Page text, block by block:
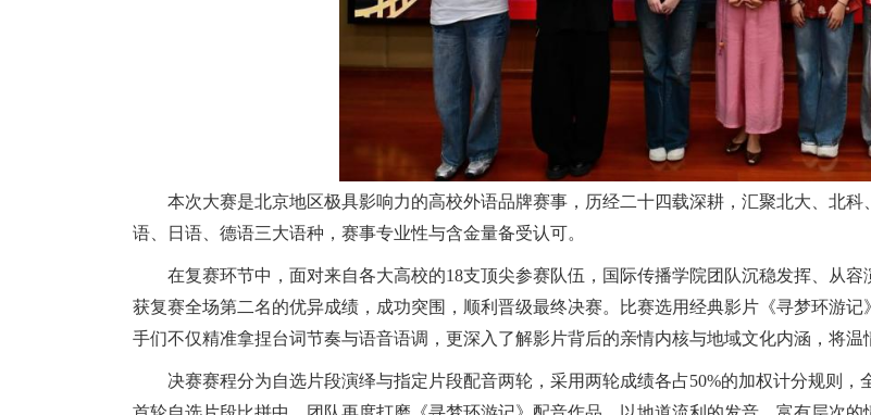
本次大赛是北京地区极具影响力的高校外语品牌赛事，历经二十四载深耕，汇聚北大、北
语、日语、德语三大语种，赛事专业性与含金量备受认可。
在复赛环节中，面对来自各大高校的18支顶尖参赛队伍，国际传播学院团队沉稳发挥、从
获复赛全场第二名的优异成绩，成功突围，顺利晋级最终决赛。比赛选用经典影片《寻梦环游
手们不仅精准拿捏台词节奏与语音语调，更深入了解影片背后的亲情内核与地域文化内涵，将温
决赛赛程分为自选片段演绎与指定片段配音两轮，采用两轮成绩各占50%的加权计分规则